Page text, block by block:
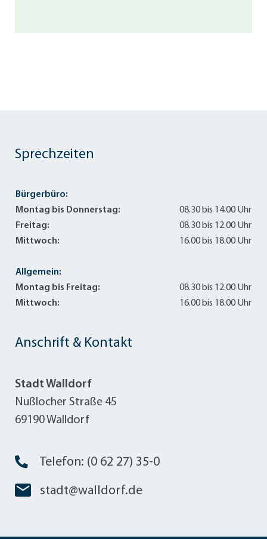
Anschrift & Kontakt
Stadt Walldorf
Nußlocher Straße 45
69190 Walldorf
Telefon: (0 62 27) 35-0
stadt@walldorf.de
Sprechzeiten
Bürgerbüro:
Montag bis Donnerstag:
08.30 bis 14.00 Uhr
Freitag:
08.30 bis 12.00 Uhr
Mittwoch:
16.00 bis 18.00 Uhr
Allgemein:
Montag bis Freitag:
08.30 bis 12.00 Uhr
Mittwoch:
16.00 bis 18.00 Uhr